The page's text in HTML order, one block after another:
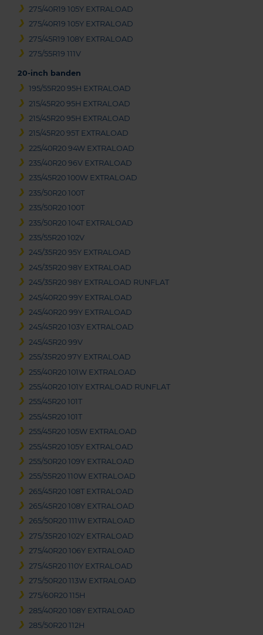
275/40R19 105Y EXTRALOAD
275/40R19 105Y EXTRALOAD
275/45R19 108Y EXTRALOAD
275/55R19 111V
20-inch banden
195/55R20 95H EXTRALOAD
215/45R20 95H EXTRALOAD
215/45R20 95H EXTRALOAD
215/45R20 95T EXTRALOAD
225/40R20 94W EXTRALOAD
235/40R20 96V EXTRALOAD
235/45R20 100W EXTRALOAD
235/50R20 100T
235/50R20 100T
235/50R20 104T EXTRALOAD
235/55R20 102V
245/35R20 95Y EXTRALOAD
245/35R20 98Y EXTRALOAD
245/35R20 98Y EXTRALOAD RUNFLAT
245/40R20 99Y EXTRALOAD
245/40R20 99Y EXTRALOAD
245/45R20 103Y EXTRALOAD
245/45R20 99V
255/35R20 97Y EXTRALOAD
255/40R20 101W EXTRALOAD
255/40R20 101Y EXTRALOAD RUNFLAT
255/45R20 101T
255/45R20 101T
255/45R20 105W EXTRALOAD
255/45R20 105Y EXTRALOAD
255/50R20 109Y EXTRALOAD
255/55R20 110W EXTRALOAD
265/45R20 108T EXTRALOAD
265/45R20 108Y EXTRALOAD
265/50R20 111W EXTRALOAD
275/35R20 102Y EXTRALOAD
275/40R20 106Y EXTRALOAD
275/45R20 110Y EXTRALOAD
275/50R20 113W EXTRALOAD
275/60R20 115H
285/40R20 108Y EXTRALOAD
285/50R20 112H